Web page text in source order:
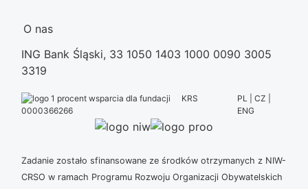
O nas
ING Bank Śląski, 33 1050 1403 1000 0090 3005
3319
KRS
0000366266
PL | CZ |
ENG
Zadanie zostało sfinansowane ze środków otrzymanych z NIW-
CRSO w ramach Programu Rozwoju Organizacji Obywatelskich